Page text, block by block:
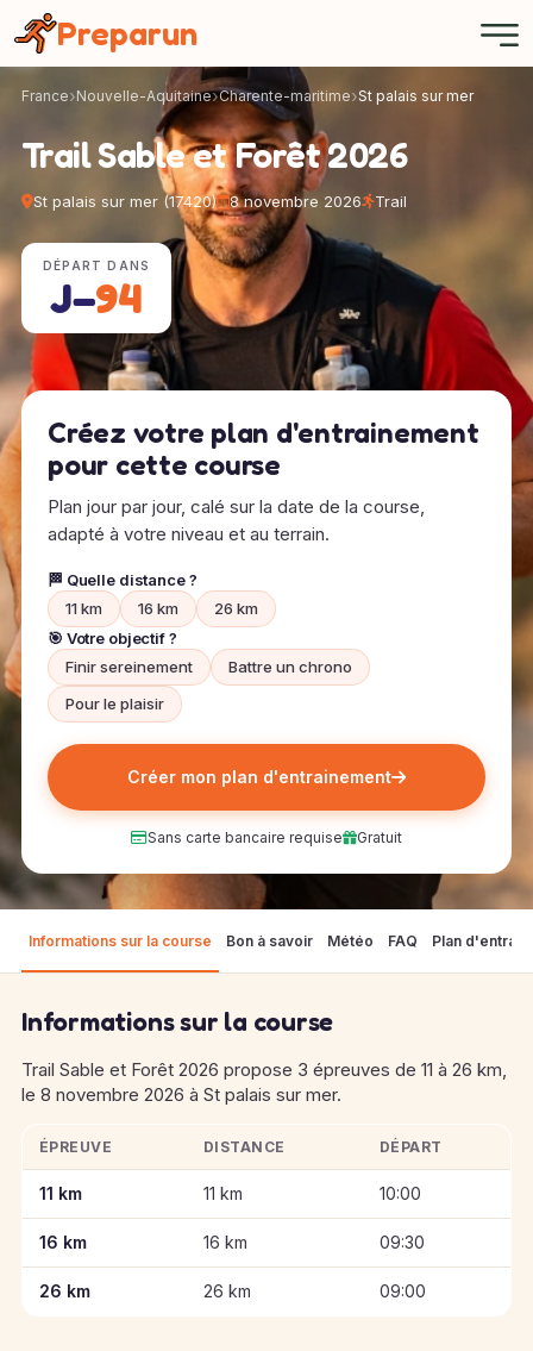
Preparun
France Nouvelle-Aquitaine Charente-maritime St palais sur mer
Trail Sable et Forêt 2026
St palais sur mer (17420) 8 novembre 2026 Trail
DÉPART DANS
J−94
Créez votre plan d'entrainement
pour cette course
Plan jour par jour, calé sur la date de la course,
adapté à votre niveau et au terrain.
🏁 Quelle distance ?
11 km
16 km
26 km
🎯 Votre objectif ?
Finir sereinement
Battre un chrono
Pour le plaisir
Créer mon plan d'entrainement
Sans carte bancaire requise Gratuit
Informations sur la course Bon à savoir Météo FAQ Plan
Informations sur la course
Trail Sable et Forêt 2026 propose 3 épreuves de 11 à 26 km,
le 8 novembre 2026 à St palais sur mer.
Informations clés des épreuves de Trail Sable et Forêt 2026
ÉPREUVE DISTANCE DÉPART
11 km 11 km 10:00
16 km 16 km 09:30
26 km 26 km 09:00
Panneau de gestion des cookies